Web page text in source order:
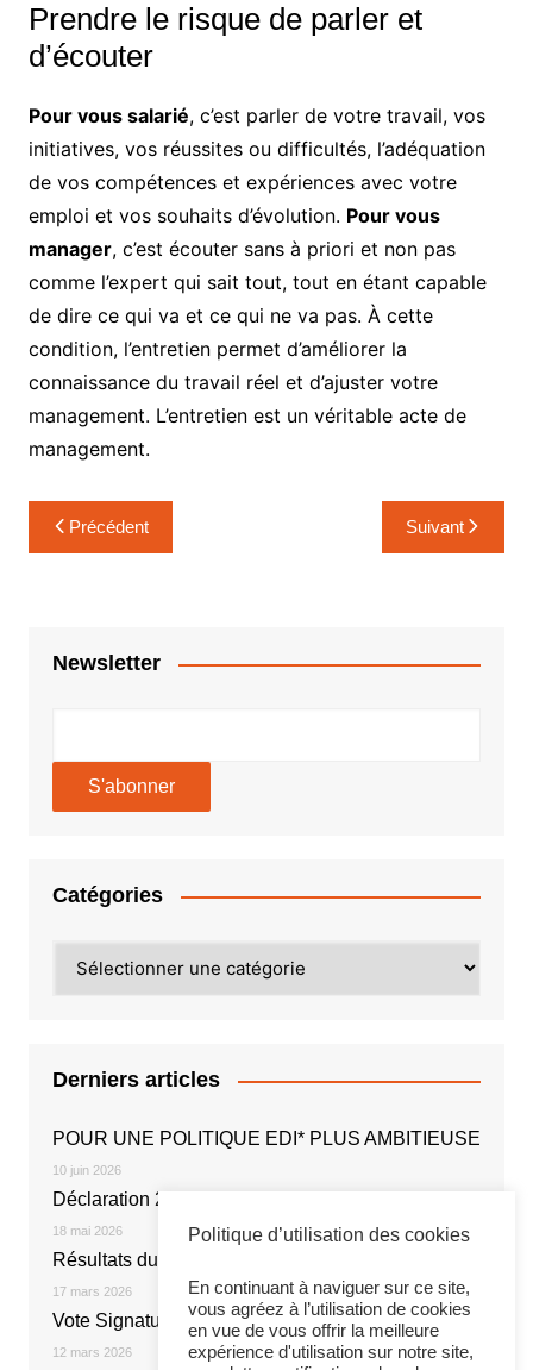
Prendre le risque de parler et
d’écouter
Pour vous salarié, c’est parler de votre travail, vos
initiatives, vos réussites ou difficultés, l’adéquation
de vos compétences et expériences avec votre
emploi et vos souhaits d’évolution. Pour vous
manager, c’est écouter sans à priori et non pas
comme l’expert qui sait tout, tout en étant capable
de dire ce qui va et ce qui ne va pas. À cette
condition, l’entretien permet d’améliorer la
connaissance du travail réel et d’ajuster votre
management. L’entretien est un véritable acte de
management.
Navigation
de
Précédent Suivant
Newsletter
Catégories
Derniers articles
POUR UNE POLITIQUE EDI* PLUS AMBITIEUSE
10 juin 2026
Déclaration 2026
18 mai 2026
Résultats du vote électronique
17 mars 2026
Vote Signature de l’Accord NOE 2026
12 mars 2026
Politique d’utilisation des cookies
En continuant à naviguer sur ce site,
vous agréez à l’utilisation de cookies
en vue de vous offrir la meilleure
expérience d'utilisation sur notre site,